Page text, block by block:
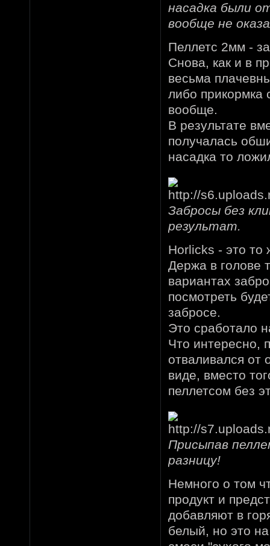
насадка были
вообще не
Пеллетс 2мм -
Снова, как и в
весьма
либо прикормка
вообще.
В результате
получалась
насадка то
Забросы без
результат.
Horlicks - это то
Держа в голове
вариантах
посмотреть
забросе.
Это сработало
Что интересно,
отваливался от
виде, вместо
пеллетсом без
Присыпав
разницу!
Немного о том
продукт и
добавляют в
белый, но это